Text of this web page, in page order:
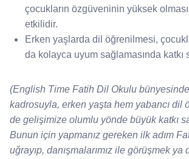
çocukların özgüveninin yüksek
etkilidir.
Erken yaşlarda dil öğrenilmesi,
da kolayca uyum sağlamasında katkı
(English Time Fatih Dil Okulu
kadrosuyla, erken yaşta hem yabancı dil
de gelişimize olumlu yönde büyük katkı
Bunun için yapmanız gereken ilk adım
uğrayıp, danışmalarımız ile görüşmek ya